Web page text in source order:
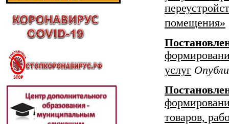
помещения»
услуг
товаров,